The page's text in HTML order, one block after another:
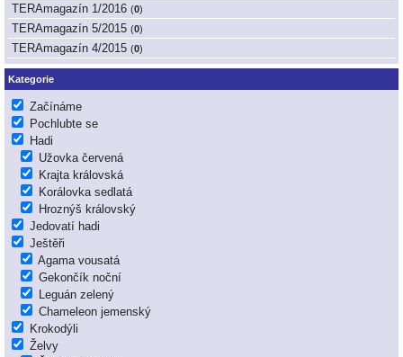
TERAmagazín 1/2016 (0)
TERAmagazín 5/2015 (0)
TERAmagazín 4/2015 (0)
Kategorie
Začínáme
Pochlubte se
Hadi
Užovka červená
Krajta královská
Korálovka sedlatá
Hroznýš královský
Jedovatí hadi
Ještěři
Agama vousatá
Gekončík noční
Leguán zelený
Chameleon jemenský
Krokodýli
Želvy